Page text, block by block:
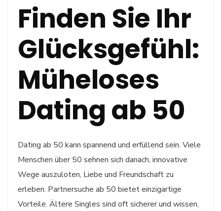
Finden Sie Ihr
Glücksgefühl:
Müheloses
Dating ab 50
Dating ab 50 kann spannend und erfüllend sein. Viele
Menschen über 50 sehnen sich danach, innovative
Wege auszuloten, Liebe und Freundschaft zu
erleben. Partnersuche ab 50 bietet einzigartige
Vorteile. Ältere Singles sind oft sicherer und wissen,